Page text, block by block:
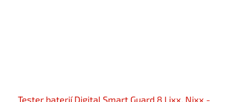
Tester baterií Digital Smart Guard 8 Lixx, Nixx -